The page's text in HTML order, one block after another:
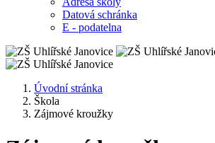
Datová schránka
E - podatelna
Úvodní stránka
Škola
Zájmové kroužky